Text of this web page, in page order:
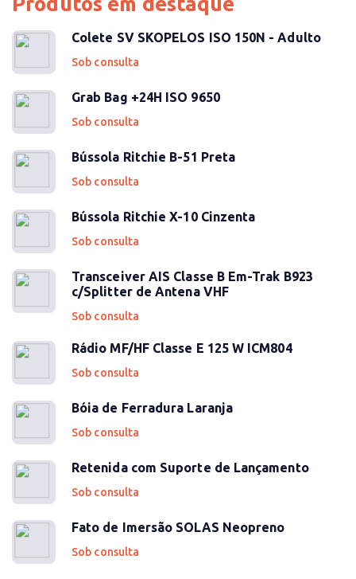
Colete SV SKOPELOS ISO 150N - Adulto
Sob consulta
Grab Bag +24H ISO 9650
Sob consulta
Bússola Ritchie B-51 Preta
Sob consulta
Bússola Ritchie X-10 Cinzenta
Sob consulta
Transceiver AIS Classe B Em-Trak B923
c/Splitter de Antena VHF
Sob consulta
Rádio MF/HF Classe E 125 W ICM804
Sob consulta
Bóia de Ferradura Laranja
Sob consulta
Retenida com Suporte de Lançamento
Sob consulta
Fato de Imersão SOLAS Neopreno
Sob consulta